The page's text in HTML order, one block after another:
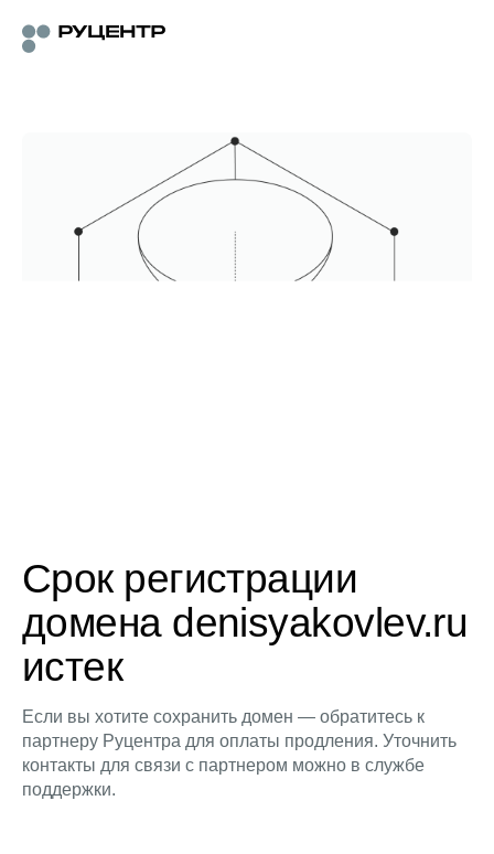
Срок регистрации
домена denisyakovlev.ru
истек
Если вы хотите сохранить домен — обратитесь к
партнеру Руцентра для оплаты продления. Уточнить
контакты для связи с партнером можно в службе
поддержки.